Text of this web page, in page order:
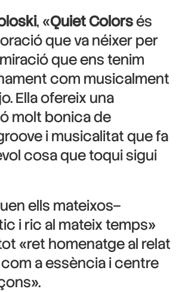
, «Quiet Colorsés
que va néixer per
que ens tenim
com musicalment
Ella ofereix una
molt bonica de
i musicalitat que fa
cosa que toqui sigui
ells mateixos–
i ric al mateix temps»
«ret homenatge al relat
a essència i centre